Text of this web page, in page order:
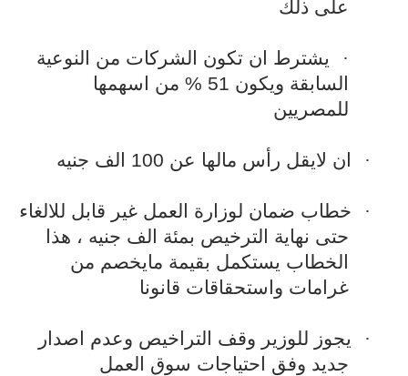
على ذلك
·
يشترط ان تكون الشركات من النوعية
السابقة ويكون 51 % من اسهمها
للمصريين
· ان لايقل رأس مالها عن 100 الف جنيه
·
خطاب ضمان لوزارة العمل غير قابل للالغاء
حتى نهاية الترخيص بمئة الف جنيه ، هذا
الخطاب يستكمل بقيمة مايخصم من
غرامات واستحقاقات قانونا
·
يجوز للوزير وقف التراخيص وعدم اصدار
جديد وفق احتياجات سوق العمل